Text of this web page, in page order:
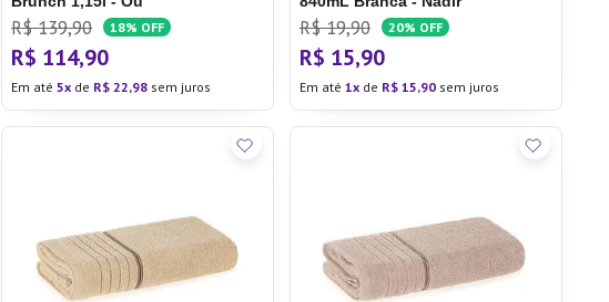
R$ 139,90 18% OFF
R$ 114,90
Em até5 de R$ 22,98 sem juros
R$ 19,90 20% OFF
R$ 15,90
Em até 1 de R$ 15,90sem juros